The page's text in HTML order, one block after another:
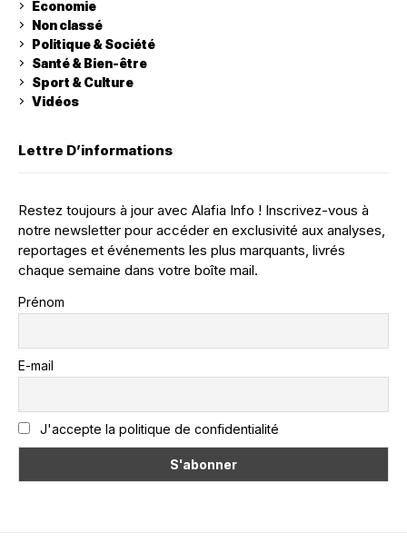
Economie
Non classé
Politique & Société
Santé & Bien-être
Sport & Culture
Vidéos
Lettre D’informations
Restez toujours à jour avec Alafia Info ! Inscrivez-vous à
notre newsletter pour accéder en exclusivité aux analyses,
reportages et événements les plus marquants, livrés
chaque semaine dans votre boîte mail.
Prénom
E-mail
J'accepte la politique de confidentialité